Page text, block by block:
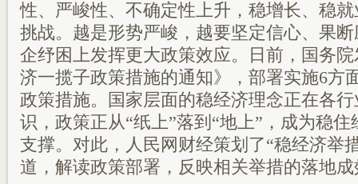
性、严峻性、不确定性上升，稳增长、稳
挑战。越是形势严峻，越要坚定信心、果
企纾困上发挥更大政策效应。日前，国务
济一揽子政策措施的通知》，部署实施6方
政策措施。国家层面的稳经济理念正在各
识，政策正从“纸上”落到“地上”，成为稳
支撑。对此，人民网财经策划了“稳经济举
道，解读政策部署，反映相关举措的落地成